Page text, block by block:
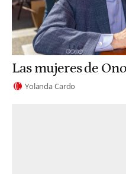
Las mujeres de
Yolanda Cardo